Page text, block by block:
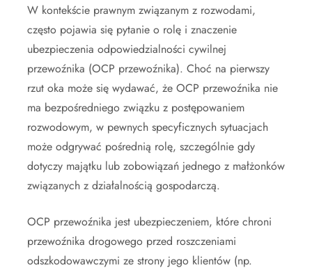
W kontekście prawnym związanym z rozwodami,
często pojawia się pytanie o rolę i znaczenie
ubezpieczenia odpowiedzialności cywilnej
przewoźnika (OCP przewoźnika). Choć na pierwszy
rzut oka może się wydawać, że OCP przewoźnika nie
ma bezpośredniego związku z postępowaniem
rozwodowym, w pewnych specyficznych sytuacjach
może odgrywać pośrednią rolę, szczególnie gdy
dotyczy majątku lub zobowiązań jednego z małżonków
związanych z działalnością gospodarczą.
OCP przewoźnika jest ubezpieczeniem, które chroni
przewoźnika drogowego przed roszczeniami
odszkodowawczymi ze strony jego klientów (np.